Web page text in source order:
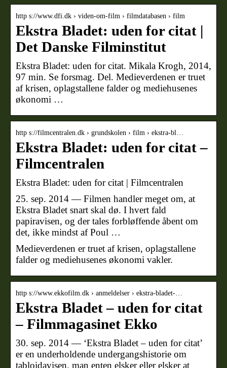
http s://www.dfi.dk › viden-om-film › filmdatabasen › film
Ekstra Bladet: uden for citat |
Det Danske Filminstitut
Ekstra Bladet: uden for citat. Mikala Krogh, 2014,
97 min. Se forsmag. Del. Medieverdenen er truet
af krisen, oplagstallene falder og mediehusenes
økonomi …
http s://filmcentralen.dk › grundskolen › film › ekstra-bl…
Ekstra Bladet: uden for citat –
Filmcentralen
Ekstra Bladet: uden for citat | Filmcentralen
25. sep. 2014 — Filmen handler meget om, at
Ekstra Bladet snart skal dø. I hvert fald
papiravisen, og der tales forbløffende åbent om
det, ikke mindst af Poul …
Medieverdenen er truet af krisen, oplagstallene
falder og mediehusenes økonomi vakler.
http s://www.ekkofilm.dk › anmeldelser › ekstra-bladet-…
Ekstra Bladet – uden for citat
– Filmmagasinet Ekko
30. sep. 2014 — ‘Ekstra Bladet – uden for citat’
er en underholdende undergangshistorie om
tabloidavisen, man enten elsker eller elsker at